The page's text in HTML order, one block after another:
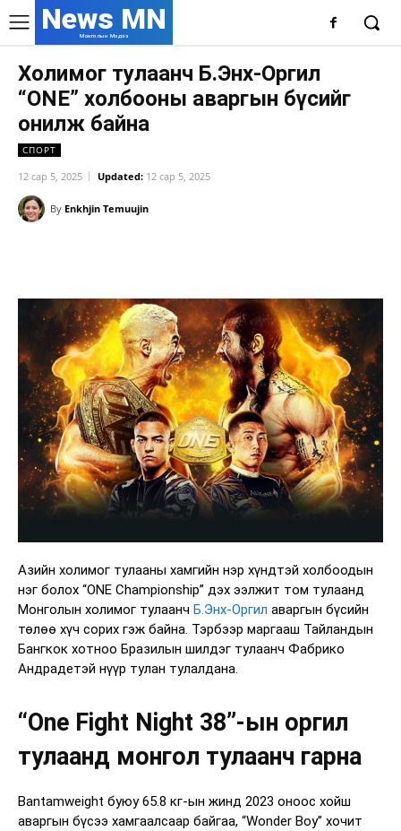
News MN
Монголын Мэдээ
Холимог тулаанч Б.Энх-Оргил
“ONE” холбооны аваргын бүсийг
онилж байна
СПОРТ
12 сар 5, 2025 Updated: 12 сар 5, 2025
By Enkhjin Temuujin
Азийн холимог тулааны хамгийн нэр хүндтэй холбоодын
нэг болох “ONE Championship” дэх ээлжит том тулаанд
Монголын холимог тулаанч Б.Энх-Оргил аваргын бүсийн
төлөө хүч сорих гэж байна. Тэрбээр маргааш Тайландын
Бангкок хотноо Бразилын шилдэг тулаанч Фабрико
Андрадетэй нүүр тулан тулалдана.
“One Fight Night 38”-ын оргил
тулаанд монгол тулаанч гарна
Bantamweight буюу 65.8 кг-ын жинд 2023 оноос хойш
аваргын бүсээ хамгаалсаар байгаа, “Wonder Boy” хочит